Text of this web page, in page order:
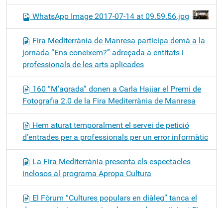
WhatsApp Image 2017-07-14 at 09.59.56.jpg
Fira Mediterrània de Manresa participa demà a la
jornada “Ens coneixem?” adreçada a entitats i
professionals de les arts aplicades
160 “M’agrada” donen a Carla Hajjar el Premi de
Fotografia 2.0 de la Fira Mediterrània de Manresa
Hem aturat temporalment el servei de petició
d’entrades per a professionals per un error informàtic
La Fira Mediterrània presenta els espectacles
inclosos al programa Apropa Cultura
El Fòrum “Cultures populars en diàleg” tanca el